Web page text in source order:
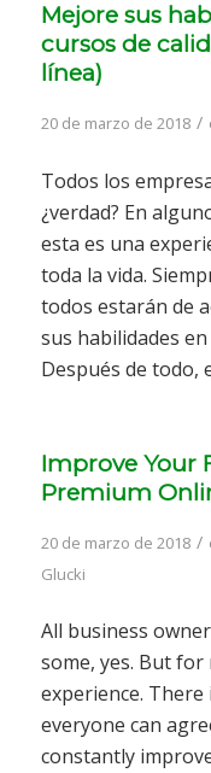
Mejore sus
cursos de
línea)
20 de marzo de 2018 /
Todos los
¿verdad? En
esta es una
toda la vida.
todos estarán de
sus habilidades
Después de todo,
Improve Your
Premium
20 de marzo de 2018 /
Glucki
All business
some, yes. But
experience.
everyone can
constantly